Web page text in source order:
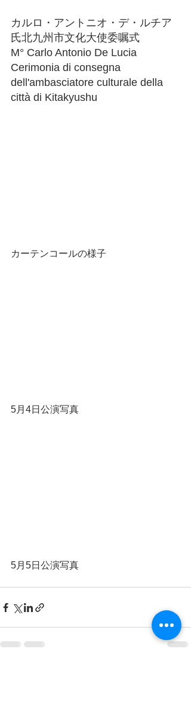
カルロ・アントニオ・デ・ルチア
氏北九州市文化大使委嘱式
M° Carlo Antonio De Lucia
Cerimonia di consegna
dell'ambasciatore culturale della
città di Kitakyushu
カーテンコールの様子
5月4日公演写真
5月5日公演写真